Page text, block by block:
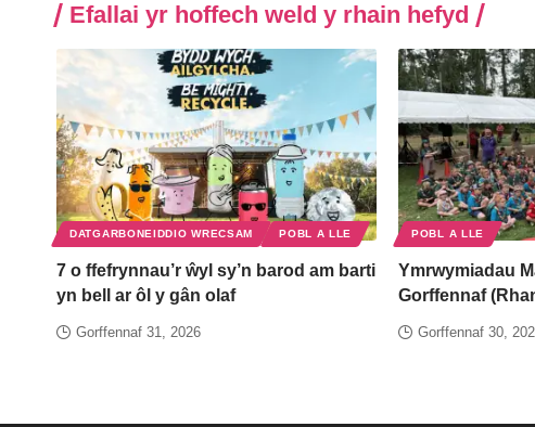
Efallai yr hoffech weld y rhain hefyd
DATGARBONEIDDIO WRECSAM POBL A LLE
7 o ffefrynnau’r ŵyl sy’n barod am barti
yn bell ar ôl y gân olaf
Gorffennaf 31, 2026
POBL A LLE
Ymrwymiadau
Gorffennaf
Gorffennaf 30,